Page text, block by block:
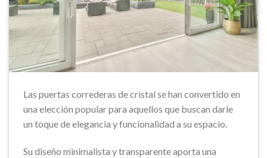
Las puertas correderas de cristal se han convertido en
una elección popular para aquellos que buscan darle
un toque de elegancia y funcionalidad a su espacio.
Su diseño minimalista y transparente aporta una